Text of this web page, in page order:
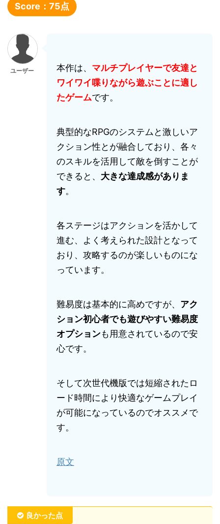
Score： 75点
ユーザー 本作は、 マルチプレイヤーで友達と
ワイワイ喋りながら遊ぶことに適し
たゲームです。
典型的なRPGのシステムと激しいア
クション性とが融合しており、各々
のスキルを活用して敵を倒すことが
できると、 大きな達成感がありま
す。
各ステージはアクションを活かして
進む、よく考えられた設計となって
おり、攻略するのが楽しいものにな
っています。
難易度は基本的に高めですが、 アク
ション初心者でも遊びやすい難易度
オプションも用意されているので安
心です。
そして次世代機版では短縮されたロ
ード時間により快適なゲームプレイ
が可能になっているのでオススメで
す。
原文
良かった点